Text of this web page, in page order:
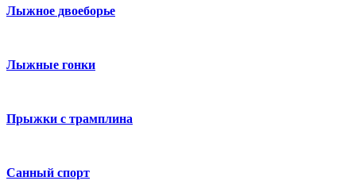
Лыжное двоеборье
Лыжные гонки
Прыжки с трамплина
Санный спорт